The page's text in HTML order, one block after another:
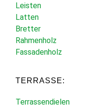
Leisten
Latten
Bretter
Rahmenholz
Fassadenholz
TERRASSE:
Terrassendielen